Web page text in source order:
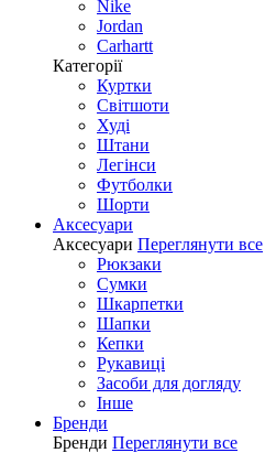
Nike
Jordan
Carhartt
Категорії
Куртки
Світшоти
Худі
Штани
Легінси
Футболки
Шорти
Аксесуари
Аксесуари Переглянути все
Рюкзаки
Сумки
Шкарпетки
Шапки
Кепки
Рукавиці
Засоби для догляду
Інше
Бренди
Бренди Переглянути все